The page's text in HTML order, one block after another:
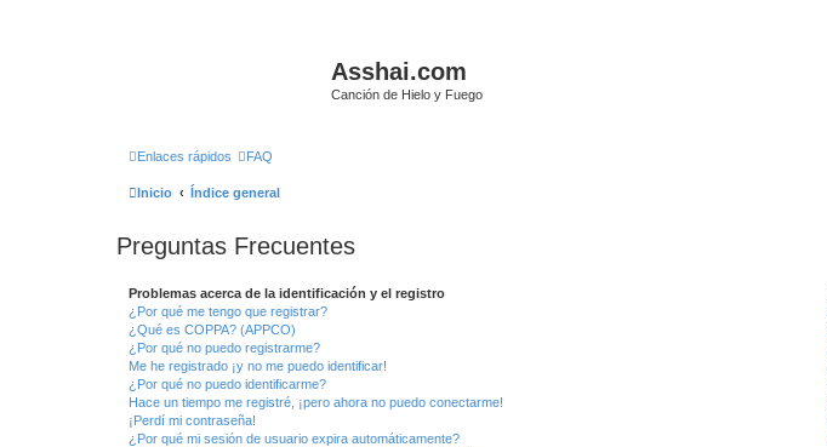
Asshai.com
Canción de Hielo y Fuego
Enlaces rápidos FAQ
Inicio Índice general
Preguntas Frecuentes
Problemas acerca de la identificación y el registro
¿Por qué me tengo que registrar?
¿Qué es COPPA? (APPCO)
¿Por qué no puedo registrarme?
Me he registrado ¡y no me puedo identificar!
¿Por qué no puedo identificarme?
Hace un tiempo me registré, ¡pero ahora no puedo conectarme!
¡Perdí mi contraseña!
¿Por qué mi sesión de usuario expira automáticamente?